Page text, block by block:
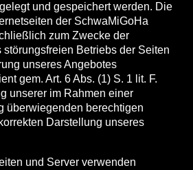
und gespeichert werden. Die
der SchwaMiGoHa
zum Zwecke der
Betriebs der Seiten
unseres Angebotes
gem. Art. 6 Abs. (1) S. 1 lit. F.
unserer im Rahmen einer
überwiegenden berechtigen
Darstellung unseres
und Server verwenden